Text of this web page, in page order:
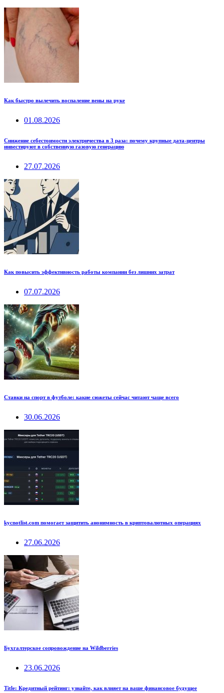
Как быстро вылечить воспаление вены на руке
01.08.2026
Снижение себестоимости электричества в 3 раза: почему крупные дата-центры
инвестируют в собственную газовую генерацию
27.07.2026
Как повысить эффективность работы компании без лишних затрат
07.07.2026
Ставки на спорт в футболе: какие сюжеты сейчас читают чаще всего
30.06.2026
kycnotlist.com помогает защитить анонимность в криптовалютных операциях
27.06.2026
Бухгалтерское сопровождение на Wildberries
23.06.2026
Title: Кредитный рейтинг: узнайте, как влияет на ваше финансовое будущее